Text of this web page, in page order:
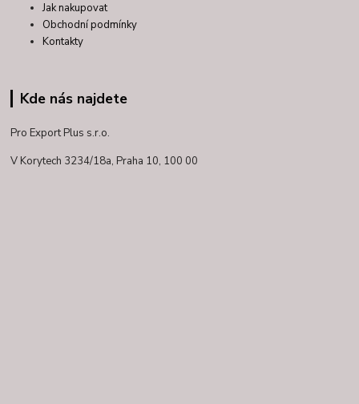
Jak nakupovat
Obchodní podmínky
Kontakty
Kde nás najdete
Pro Export Plus s.r.o.
V Korytech 3234/18a, Praha 10, 100 00